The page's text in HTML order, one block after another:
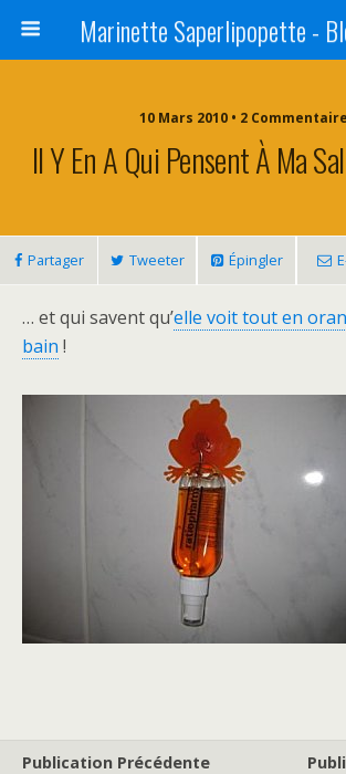
10 Mars 2010 • 2
Il Y En A Qui Pensent À Ma
Partager Tweeter Épingler
… et qui savent qu’elle voit tout en
bain !
Publication Précédente